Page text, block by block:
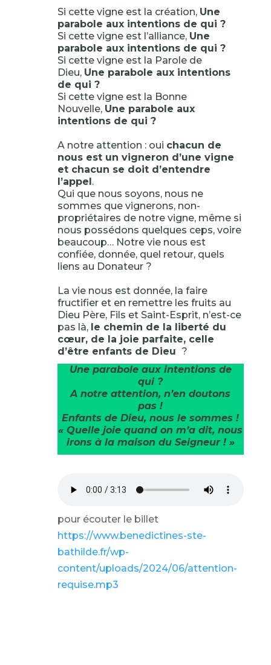
Si cette vigne est la création, Une
parabole aux intentions de qui ?
Si cette vigne est l’alliance, Une
parabole aux intentions de qui ?
Si cette vigne est la Parole de
Dieu, Une parabole aux intentions
de qui ?
Si cette vigne est la Bonne
Nouvelle, Une parabole aux
intentions de qui ?
A notre attention : oui chacun de
nous est un vigneron d’une vigne
et chacun se doit d’entendre
l’appel.
Qui que nous soyons, nous ne
sommes que vignerons, non-
propriétaires de notre vigne, même si
nous possédons quelques ceps, voire
beaucoup… Notre vie nous est
confiée, donnée, quel retour, quels
liens au Donateur ?
La vie nous est donnée, la faire
fructifier et en remettre les fruits au
Dieu Père, Fils et Saint-Esprit, n’est-ce
pas là, le chemin de la liberté du
cœur, de la joie parfaite, celle
d’être enfants de Dieu ?
Une parabole aux intentions de
qui ?
A notre attention, n’en doutons
pas !
Enfants de Dieu, nous le sommes !
« Quelle joie quand on m’a dit, nous
irons à la maison du Seigneur ! »
pour écouter le billet
https://www.benedictines-ste-
bathilde.fr/wp-
content/uploads/2024/06/attention-
requise.mp3